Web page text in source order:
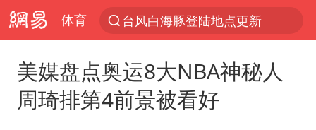
体育
台风白海豚登陆地点更新
台风白海豚进入48小时警戒线
美媒盘点奥运8大NBA神秘人
周琦排第4前景被看好